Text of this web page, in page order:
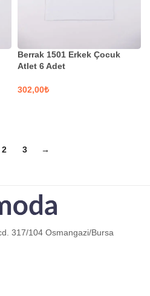
Berrak 1501 Erkek Çocuk
Atlet 6 Adet
₺
2 3 →
317/104 Osmangazi/Bursa